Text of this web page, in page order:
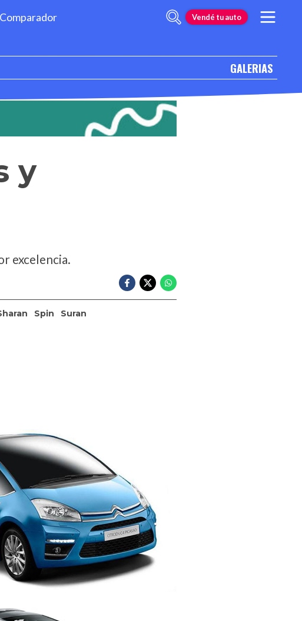
Comparador Vendé tu auto
GALERIAS
y
excelencia.
Spin Suran